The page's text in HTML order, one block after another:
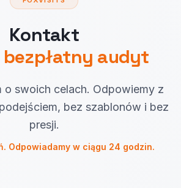
Kontakt
bezpłatny audyt
o swoich celach. Odpowiemy z
bez szablonów i bez
presji.
Odpowiadamy w ciągu 24 godzin.